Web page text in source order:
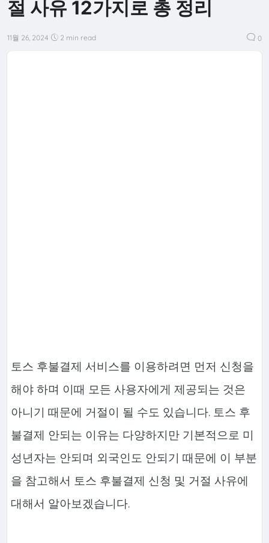
절 사유 12가지로 총 정리
11월 26, 2024 2 min read 0
토스 후불결제 서비스를 이용하려면 먼저 신청을
해야 하며 이때 모든 사용자에게 제공되는 것은
아니기 때문에 거절이 될 수도 있습니다. 토스 후
불결제 안되는 이유는 다양하지만 기본적으로 미
성년자는 안되며 외국인도 안되기 때문에 이 부분
을 참고해서 토스 후불결제 신청 및 거절 사유에
대해서 알아보겠습니다.